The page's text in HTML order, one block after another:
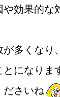
や効果的な
が多くなり
とになりま
ださいね